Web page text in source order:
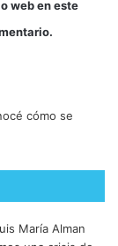
web en este
cómo se